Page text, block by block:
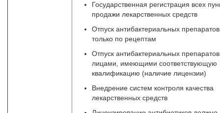
Государственная регистрация всех
продажи лекарственных средств
Отпуск антибактериальных препаратов
только по рецептам
Отпуск антибактериальных препаратов
лицами, имеющими соответствующую
квалификацию (наличие лицензии)
Внедрение систем контроля качества
лекарственных средств